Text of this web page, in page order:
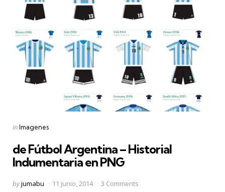
Categories
Posted
inImagenes
de Fútbol Argentina – Historial
Indumentaria en PNG
Posted
byjumabu 11 junio, 2014 3 Comments